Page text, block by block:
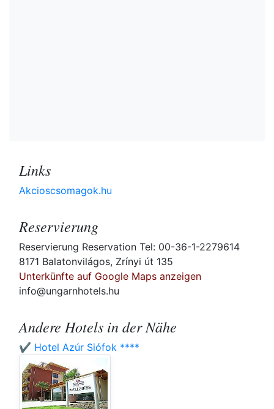
Links
Akcioscsomagok.hu
Reservierung
Reservierung Reservation Tel: 00-36-1-2279614
8171 Balatonvilágos, Zrínyi út 135
Unterkünfte auf Google Maps anzeigen
info@ungarnhotels.hu
Andere Hotels in der Nähe
✔️ Hotel Azúr Siófok ****